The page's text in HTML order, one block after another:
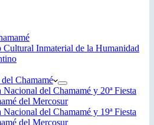
Cultural Inmaterial de la Humanidad
Chamamé
Nacional del Chamamé y 20ª Fiesta
del Mercosur
Nacional del Chamamé y 19ª Fiesta
del Mercosur